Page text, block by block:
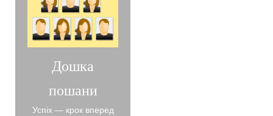
Дошка
пошани
Успіх — крок вперед